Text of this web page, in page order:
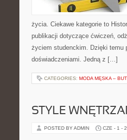
życia. Ciekawe kategorie to
publikacji dotyczące ćwiczeń,
życiem studenckim. Dzięki temu
doświadczeniami. Jedną z […]
CATEGORIES: MODA MĘSKA –
STYLE
POSTED BY ADMIN CZE - 1 -